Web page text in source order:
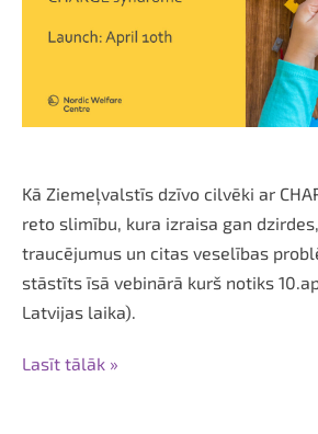
Kā Ziemeļvalstīs dzīvo cilvēki ar
reto slimību, kura izraisa gan
traucējumus un citas veselības
stāstīts īsā vebinārā kurš notiks
Latvijas laika).
Lasīt tālāk »